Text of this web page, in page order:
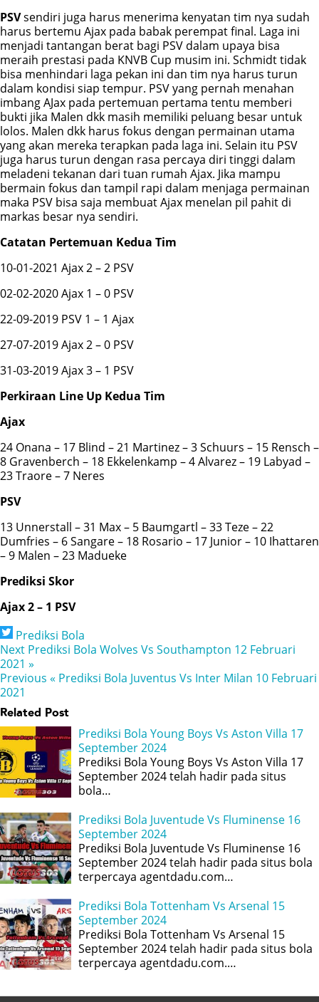
PSVsendiri juga harus menerima kenyatan tim nya sudah
harus bertemu Ajax pada babak perempat final. Laga ini
menjadi tantangan berat bagi PSV dalam upaya bisa
meraih prestasi pada KNVB Cup musim ini. Schmidt tidak
bisa menhindari laga pekan ini dan tim nya harus turun
dalam kondisi siap tempur. PSV yang pernah menahan
imbang AJax pada pertemuan pertama tentu memberi
bukti jika Malen dkk masih memiliki peluang besar untuk
lolos. Malen dkk harus fokus dengan permainan utama
yang akan mereka terapkan pada laga ini. Selain itu PSV
juga harus turun dengan rasa percaya diri tinggi dalam
meladeni tekanan dari tuan rumah Ajax. Jika mampu
bermain fokus dan tampil rapi dalam menjaga permainan
maka PSV bisa saja membuat Ajax menelan pil pahit di
markas besar nya sendiri.
Catatan Pertemuan Kedua Tim
10-01-2021 Ajax 2 – 2 PSV
02-02-2020 Ajax 1 – 0 PSV
22-09-2019 PSV 1 – 1 Ajax
27-07-2019 Ajax 2 – 0 PSV
31-03-2019 Ajax 3 – 1 PSV
Perkiraan Line Up Kedua Tim
Ajax
24 Onana – 17 Blind – 21 Martinez – 3 Schuurs – 15 Rensch –
8 Gravenberch – 18 Ekkelenkamp – 4 Alvarez – 19 Labyad –
23 Traore – 7 Neres
PSV
13 Unnerstall – 31 Max – 5 Baumgartl – 33 Teze – 22
Dumfries – 6 Sangare – 18 Rosario – 17 Junior – 10 Ihattaren
– 9 Malen – 23 Madueke
Prediksi Skor
Ajax 2 – 1 PSV
Prediksi Bola
Next Prediksi Bola Wolves Vs Southampton 12 Februari
2021 »
Previous « Prediksi Bola Juventus Vs Inter Milan 10 Februari
2021
Related Post
Prediksi Bola Young Boys Vs Aston Villa 17
September 2024
Prediksi Bola Young Boys Vs Aston Villa 17
September 2024 telah hadir pada situs
bola…
Prediksi Bola Juventude Vs Fluminense 16
September 2024
Prediksi Bola Juventude Vs Fluminense 16
September 2024 telah hadir pada situs bola
terpercaya agentdadu.com…
Prediksi Bola Tottenham Vs Arsenal 15
September 2024
Prediksi Bola Tottenham Vs Arsenal 15
September 2024 telah hadir pada situs bola
terpercaya agentdadu.com.…